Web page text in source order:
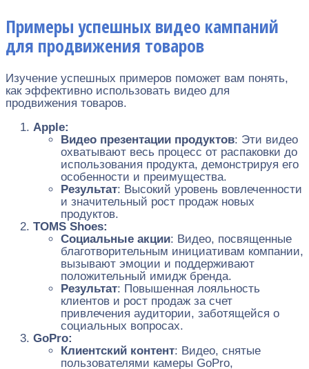
Примеры успешных видео кампаний
для продвижения товаров
Изучение успешных примеров поможет вам понять,
как эффективно использовать видео для
продвижения товаров.
Apple:
Видео презентации продуктов: Эти видео
охватывают весь процесс от распаковки до
использования продукта, демонстрируя его
особенности и преимущества.
Результат: Высокий уровень вовлеченности
и значительный рост продаж новых
продуктов.
TOMS Shoes:
Социальные акции: Видео, посвященные
благотворительным инициативам компании,
вызывают эмоции и поддерживают
положительный имидж бренда.
Результат: Повышенная лояльность
клиентов и рост продаж за счет
привлечения аудитории, заботящейся о
социальных вопросах.
GoPro:
Клиентский контент: Видео, снятые
пользователями камеры GoPro,